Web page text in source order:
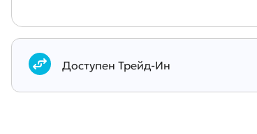
Документы
Доступен Трейд-Ин